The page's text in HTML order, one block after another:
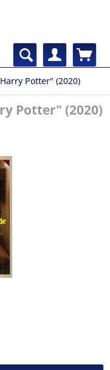
Potter" (2020)
Potter" (2020)